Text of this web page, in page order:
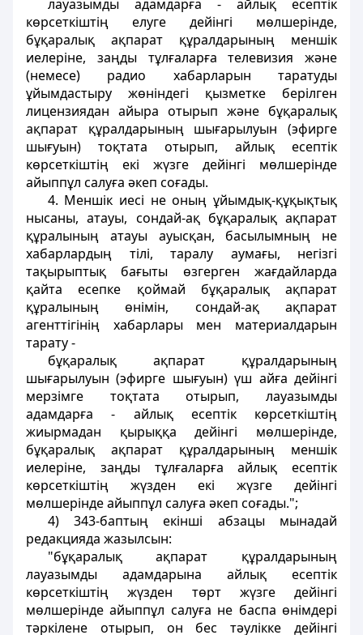
лауазымды адамдарға - айлық есептiк
көрсеткiштiң елуге дейiнгi мөлшерiнде,
бұқаралық ақпарат құралдарының меншiк
иелерiне, заңды тұлғаларға телевизия және
(немесе) радио хабарларын таратуды
ұйымдастыру жөніндегі қызметке берiлген
лицензиядан айыра отырып және бұқаралық
ақпарат құралдарының шығарылуын (эфирге
шығуын) тоқтата отырып, айлық есептiк
көрсеткiштiң екi жүзге дейiнгi мөлшерiнде
айыппұл салуға әкеп соғады.
4. Меншiк иесi не оның ұйымдық-құқықтық
нысаны, атауы, сондай-ақ бұқаралық ақпарат
құралының атауы ауысқан, басылымның не
хабарлардың тілі, таралу аумағы, негiзгi
тақырыптық бағыты өзгерген жағдайларда
қайта есепке қоймай бұқаралық ақпарат
құралының өнiмiн, сондай-ақ ақпарат
агенттiгiнiң хабарлары мен материалдарын
тарату -
бұқаралық ақпарат құралдарының
шығарылуын (эфирге шығуын) үш айға дейiнгі
мерзiмге тоқтата отырып, лауазымды
адамдарға - айлық есептiк көрсеткіштің
жиырмадан қырыққа дейiнгi мөлшерiнде,
бұқаралық ақпарат құралдарының меншiк
иелеріне, заңды тұлғаларға айлық есептiк
көрсеткіштiң жүзден екi жүзге дейiнгi
мөлшерiнде айыппұл салуға әкеп соғады.";
4) 343-баптың екiншi абзацы мынадай
редакцияда жазылсын:
"бұқаралық ақпарат құралдарының
лауазымды адамдарына айлық есептiк
көрсеткiштiң жүзден төрт жүзге дейiнгi
мөлшерiнде айыппұл салуға не баспа өнiмдерi
тәркілене отырып, он бес тәулiкке дейiнгi